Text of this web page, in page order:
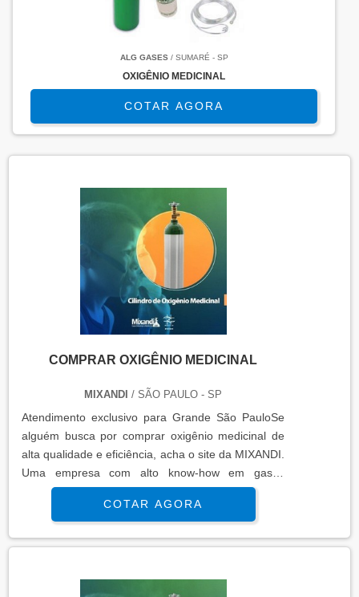
ALG GASES/ SUMARÉ - SP
OXIGÊNIO MEDICINAL
COTAR AGORA
COMPRAR OXIGÊNIO MEDICINAL
MIXANDI / SÃO PAULO - SP
Atendimento exclusivo para Grande São PauloSe
alguém busca por comprar oxigênio medicinal de
alta qualidade e eficiência, acha o site da MIXANDI.
Uma empresa com alto know-how em gases
industriais e medicinais e manutenção de máquinas
de solda, tochas, reguladores e maçaricos, focando
a tecnologia e desenvolvimento no que gera
resultado para os clientes.DETALHES SOBRE O
quando falamos em adquirir ox...
COTAR AGORA